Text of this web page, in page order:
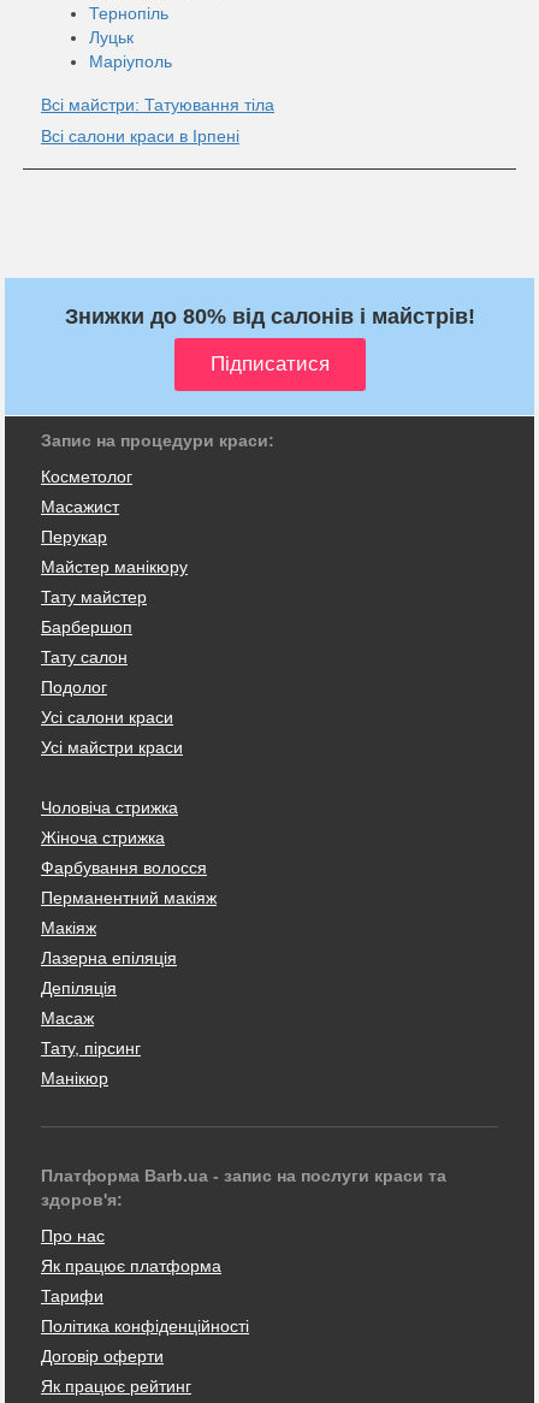
Тернопіль
Луцьк
Маріуполь
Всі майстри: Татуювання тіла
Всі салони краси в Ірпені
Знижки до 80% від салонів і майстрів!
Запис на процедури краси:
Косметолог
Масажист
Перукар
Майстер манікюру
Тату майстер
Барбершоп
Тату салон
Подолог
Усі салони краси
Усі майстри краси
Чоловіча стрижка
Жіноча стрижка
Фарбування волосся
Перманентний макіяж
Макіяж
Лазерна епіляція
Депіляція
Масаж
Тату, пірсинг
Манікюр
Платформа Barb.ua - запис на послуги краси та
здоров'я:
Про нас
Як працює платформа
Тарифи
Політика конфіденційності
Договір оферти
Як працює рейтинг